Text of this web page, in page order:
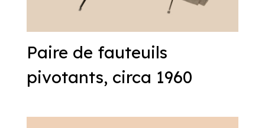
Paire de fauteuils
pivotants, circa 1960